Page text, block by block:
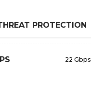
PROTECTION
22 Gbps